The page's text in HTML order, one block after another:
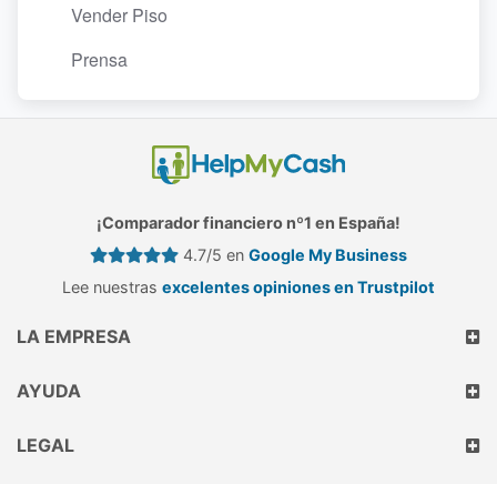
Vender Piso
Prensa
¡Comparador financiero nº1 en España!
4.7/5 en Google My Business
Lee nuestras excelentes opiniones en Trustpilot
LA EMPRESA
AYUDA
LEGAL